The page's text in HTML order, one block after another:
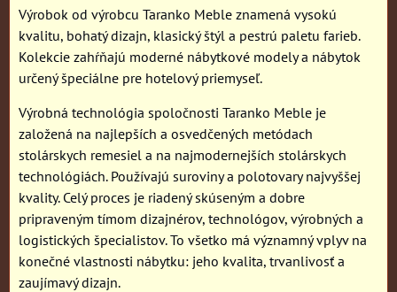
Výrobok od výrobcu Taranko Meble znamená vysokú
kvalitu, bohatý dizajn, klasický štýl a pestrú paletu farieb.
Kolekcie zahŕňajú moderné nábytkové modely a nábytok
určený špeciálne pre hotelový priemyseľ.
Výrobná technológia spoločnosti Taranko Meble je
založená na najlepších a osvedčených metódach
stolárskych remesiel a na najmodernejších stolárskych
technológiách. Používajú suroviny a polotovary najvyššej
kvality. Celý proces je riadený skúseným a dobre
pripraveným tímom dizajnérov, technológov, výrobných a
logistických špecialistov. To všetko má významný vplyv na
konečné vlastnosti nábytku: jeho kvalita, trvanlivosť a
zaujímavý dizajn.